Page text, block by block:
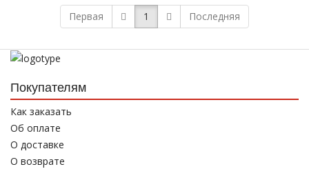
Первая 1 Последняя
Покупателям
Как заказать
Об оплате
О доставке
О возврате